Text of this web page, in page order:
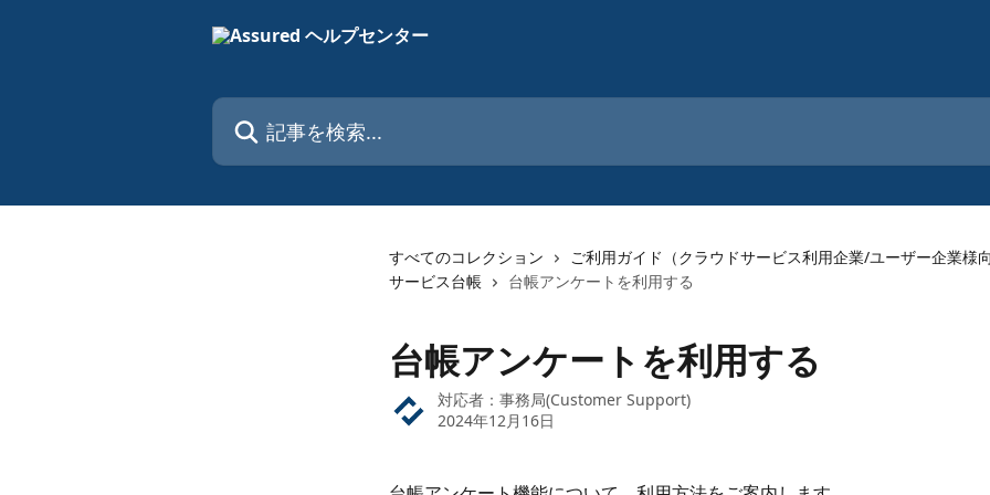
記事を検索...
すべてのコレクション
ご利用ガイド（クラウドサービス利用企業/ユーザー企業様
サービス台帳
台帳アンケートを利用する
台帳アンケートを利用する
対応者： 事務局(Customer Support)
2024年12月16日